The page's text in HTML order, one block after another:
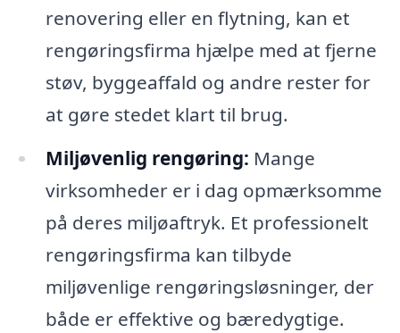
renovering eller en flytning, kan et
rengøringsfirma hjælpe med at fjerne
støv, byggeaffald og andre rester for
at gøre stedet klart til brug.
Miljøvenlig rengøring: Mange
virksomheder er i dag opmærksomme
på deres miljøaftryk. Et professionelt
rengøringsfirma kan tilbyde
miljøvenlige rengøringsløsninger, der
både er effektive og bæredygtige.